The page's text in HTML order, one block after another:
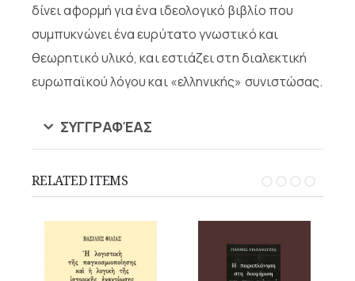
δίνει αφορμή για ένα ιδεολογικό βιβλίο που
συμπυκνώνει ένα ευρύτατο γνωστικό και
θεωρητικό υλικό, και εστιάζει στη διαλεκτική
ευρωπαϊκού λόγου και «ελληνικής» συνιστώσας.
ΣΥΓΓΡΑΦΈΑΣ
RELATED ITEMS